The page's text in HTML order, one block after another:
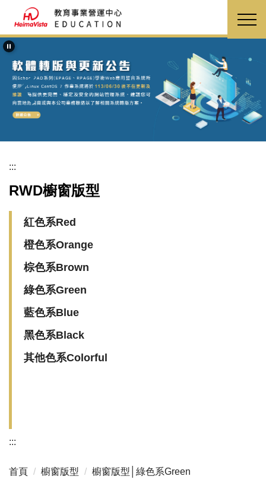
到
主
要
內
容
區
:::
RWD櫥窗版型
紅色系Red
橙色系Orange
棕色系Brown
綠色系Green
藍色系Blue
黑色系Black
其他色系Colorful
:::
首頁 櫥窗版型 櫥窗版型│綠色系Green